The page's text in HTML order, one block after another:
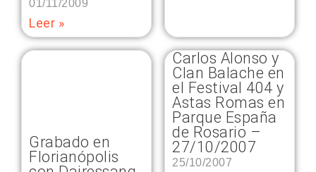
01/11/2009
Leer »
Grabado en
Florianópolis
Carlos Alonso y
Clan Balache en
el Festival 404 y
Astas Romas en
Parque España
de Rosario –
27/10/2007
25/10/2007